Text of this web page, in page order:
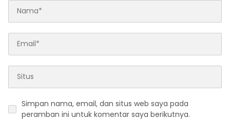
Simpan nama, email, dan situs web saya pada
peramban ini untuk komentar saya berikutnya.